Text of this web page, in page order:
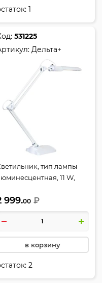
1
531225
Дельта+
тип лампы
11 W,
Дельта+
999.00 ₽
в корзину
2